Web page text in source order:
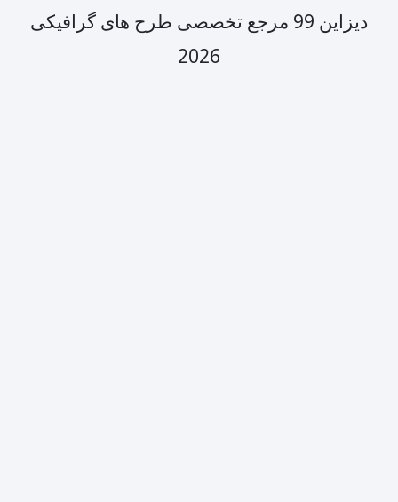
دیزاین 99 مرجع تخصصی طرح های گرافیکی
2026